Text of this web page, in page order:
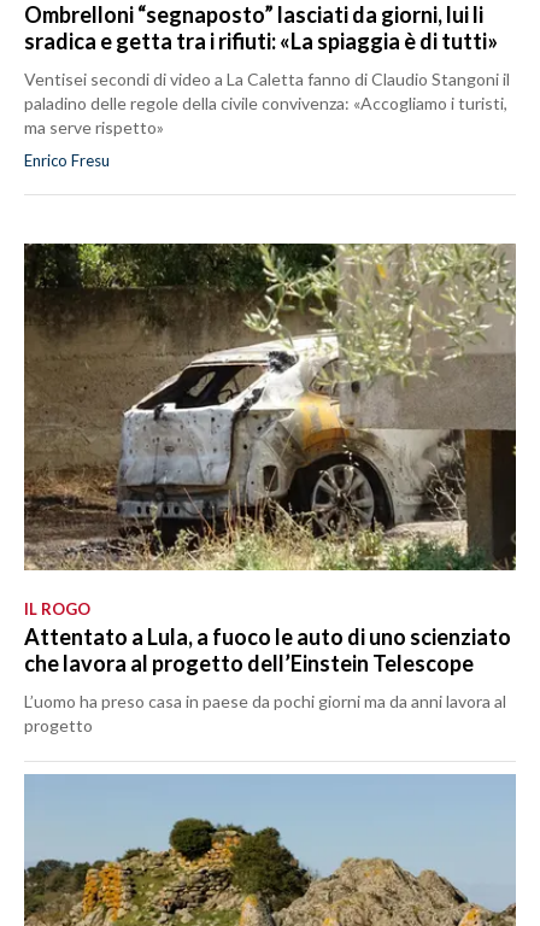
Ombrelloni “segnaposto” lasciati da giorni, lui li
sradica e getta tra i rifiuti: «La spiaggia è di tutti»
Ventisei secondi di video a La Caletta fanno di Claudio Stangoni il
paladino delle regole della civile convivenza: «Accogliamo i turisti,
ma serve rispetto»
Enrico Fresu
IL ROGO
Attentato a Lula, a fuoco le auto di uno scienziato
che lavora al progetto dell’Einstein Telescope
L’uomo ha preso casa in paese da pochi giorni ma da anni lavora al
progetto